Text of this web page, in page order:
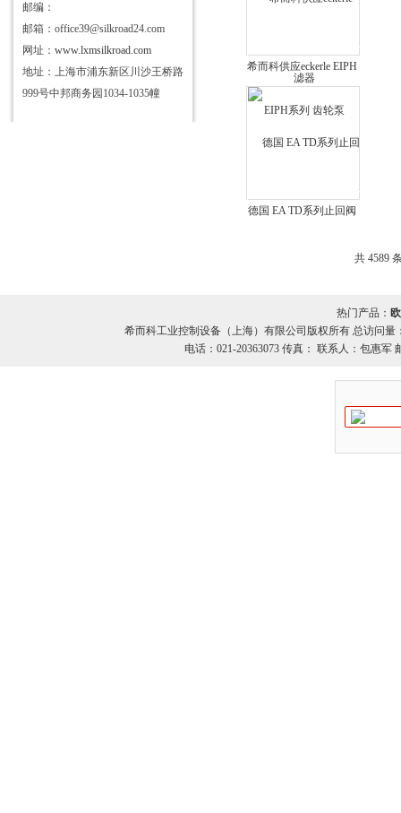
邮编：
邮箱：office39@silkroad24.com
网址： www.lxmsilkroad.com
地址：上海市浦东新区川沙王桥路
999号中邦商务园1034-1035幢
希而科供应eckerle EIPH
系列 齿轮泵
德国 EA TD系列止回阀
共 4589
热门产品：
希而科工业控制设备（上海）有限公司版权所有 总访问量
电话：021-20363073 传真： 联系人：包惠军